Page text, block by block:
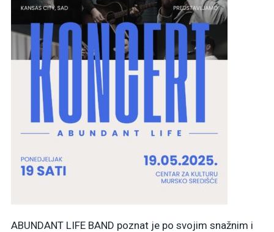
ABUNDANT LIFE BAND poznat je po svojim snažnim i